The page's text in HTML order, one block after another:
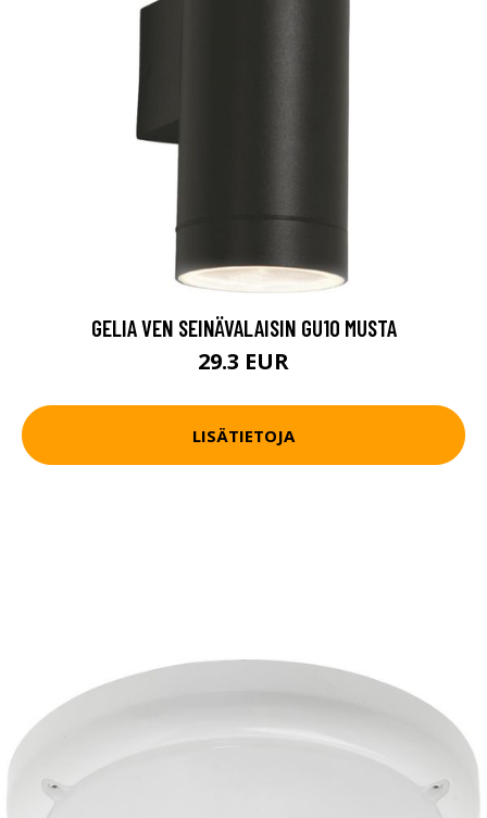
GELIA VEN SEINÄVALAISIN GU10 MUSTA
29.3 EUR
LISÄTIETOJA